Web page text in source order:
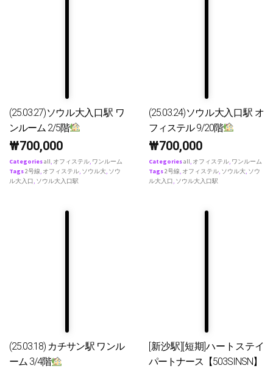
(25.03.27)ソウル大入口駅 ワ
ンルーム 2/5階
₩700,000
Categoriesall, オフィステル, ワンルーム
Tags2号線, オフィステル, ソウル大, ソウ
ル大入口, ソウル大入口駅
(25.03.24)ソウル大入口駅 オ
フィステル 9/20階
₩700,000
Categoriesall, オフィステル, ワンルーム
Tags2号線, オフィステル, ソウル大, ソウ
ル大入口, ソウル大入口駅
(25.03.18) カチサン駅 ワンル
ーム 3/4階
[新沙駅][短期]ハートステイ
パートナース【503SINSN】